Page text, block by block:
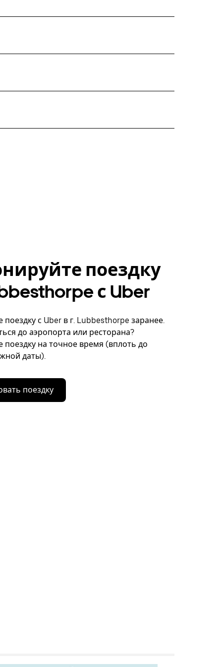
поездку
с Uber
поездку с Uber в г. Lubbesthorpe заранее.
до аэропорта или ресторана?
поездку на точное время (вплоть до
даты).
поездку